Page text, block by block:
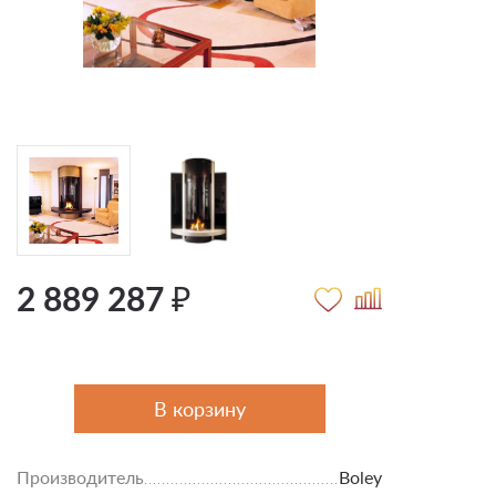
2 889 287 ₽
В корзину
Производитель
Boley